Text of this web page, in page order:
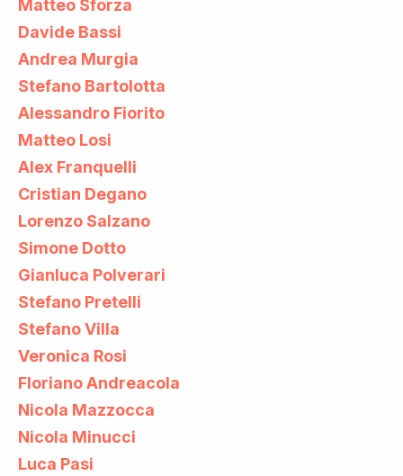
Matteo Sforza
Davide Bassi
Andrea Murgia
Stefano Bartolotta
Alessandro Fiorito
Matteo Losi
Alex Franquelli
Cristian Degano
Lorenzo Salzano
Simone Dotto
Gianluca Polverari
Stefano Pretelli
Stefano Villa
Veronica Rosi
Floriano Andreacola
Nicola Mazzocca
Nicola Minucci
Luca Pasi